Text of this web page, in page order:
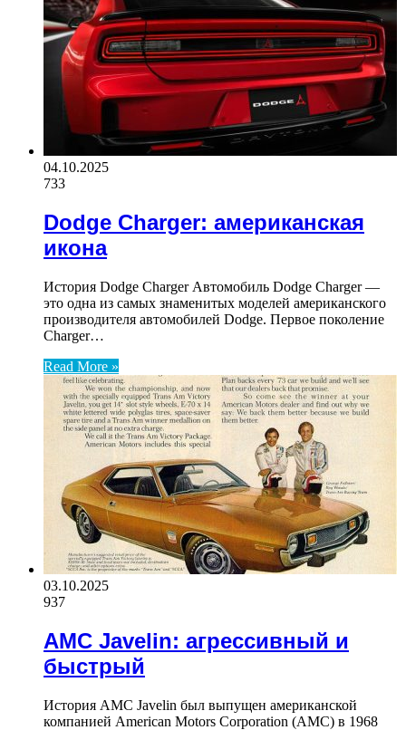
04.10.2025
733
Dodge Charger: американская
икона
История Dodge Charger Автомобиль Dodge Charger —
это одна из самых знаменитых моделей американского
производителя автомобилей Dodge. Первое поколение
Charger…
Read More »
03.10.2025
937
AMC Javelin: агрессивный и
быстрый
История AMC Javelin был выпущен американской
компанией American Motors Corporation (AMC) в 1968